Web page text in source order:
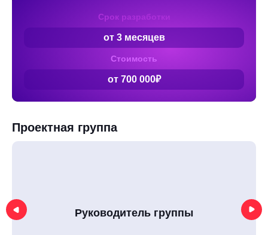
Срок разработки
от 3 месяцев
Стоимость
от 700 000₽
Проектная группа
Руководитель группы